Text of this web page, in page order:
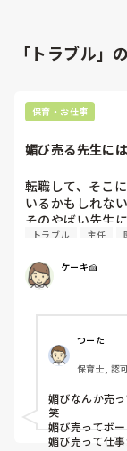
「トラブル」
保育・お仕事
媚び売る先生に
転職して、そこ
いるかもしれない
そのやばい先生
生き方はしたく
私は嫌われても
前の職場で、や
た。その先生に
退職した何人か
辞めた後
あそこの職場辞
今でも話しますが
この前元職場の
やばい先生とペ
やばい先生に陰
トラブル 主任
ケーキ🍰
つーた
保育士, 認
媚びなんか売
笑
媚び売ってボ
媚び売って仕